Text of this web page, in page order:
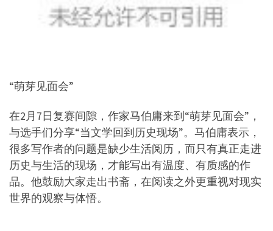
“萌芽见面会”
在2月7日复赛间隙，作家马伯庸来到“萌芽见面会”，
与选手们分享“当文学回到历史现场”。马伯庸表示，
很多写作者的问题是缺少生活阅历，而只有真正走进
历史与生活的现场，才能写出有温度、有质感的作
品。他鼓励大家走出书斋，在阅读之外更重视对现实
世界的观察与体悟。